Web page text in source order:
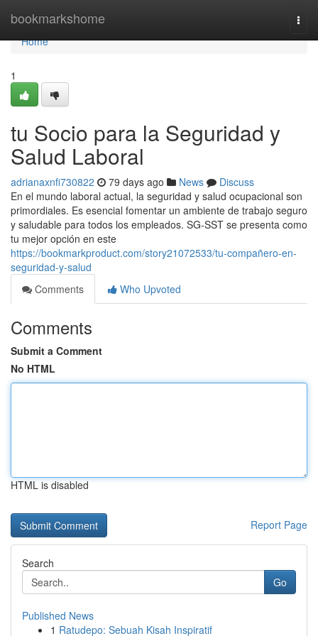
bookmarkshome
Home
Home
1
tu Socio para la Seguridad y
Salud Laboral
adrianaxnfi730822 79 days ago News
Discuss
En el mundo laboral actual, la seguridad y salud ocupacional son
primordiales. Es esencial fomentar un ambiente de trabajo seguro
y saludable para todos los empleados. SG-SST se presenta como
tu mejor opción en este
https://bookmarkproduct.com/story21072533/tu-compañero-en-
seguridad-y-salud
Comments
Who Upvoted
Comments
Submit a Comment
No HTML
HTML is disabled
Report Page
Search
Go
Published News
1 Ratudepo: Sebuah Kisah Inspiratif